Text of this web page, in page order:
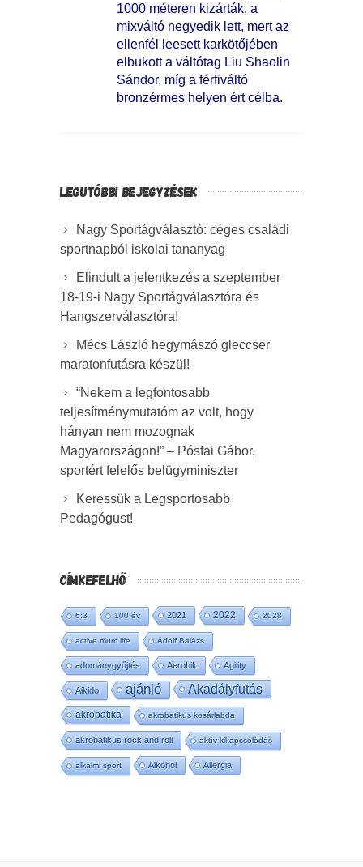
1000 méteren kizárták, a
mixváltó negyedik lett, mert az
ellenfél leesett karkötőjében
elbukott a váltótag Liu Shaolin
Sándor, míg a férfiváltó
bronzérmes helyen ért célba.
LEGUTÓBBI BEJEGYZÉSEK
Nagy Sportágválasztó: céges családi
sportnapból iskolai tananyag
Elindult a jelentkezés a szeptember
18-19-i Nagy Sportágválasztóra és
Hangszerválasztóra!
Mécs László hegymászó gleccser
maratonfutásra készül!
“Nekem a legfontosabb
teljesítménymutatóm az volt, hogy
hányan nem mozognak
Magyarországon!” – Pósfai Gábor,
sportért felelős belügyminiszter
Keressük a Legsportosabb
Pedagógust!
CÍMKEFELHŐ
6:3 100 év 2021 2022 2028
active mum life Adolf Balázs
adománygyűjtés Aerobik Agility
Aikido ajánló Akadályfutás
akrobatika akrobatikus kosárlabda
akrobatikus rock and roll aktív kikapcsolódás
alkalmi sport Alkohol Allergia